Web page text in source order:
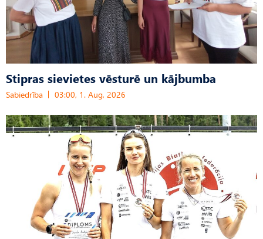
Stipras sievietes vēsturē un kājbumba
Sabiedrība 03:00, 1. Aug, 2026